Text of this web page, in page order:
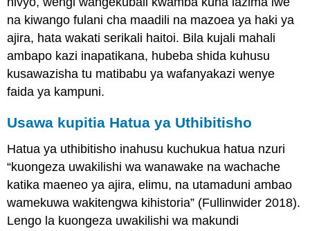
na kiwango fulani cha maadili na mazoea ya haki ya
ajira, hata wakati serikali haitoi. Bila kujali mahali
ambapo kazi inapatikana, hubeba shida kuhusu
kusawazisha tu matibabu ya wafanyakazi wenye
faida ya kampuni.
Usawa kupitia Hatua ya Uthibitisho
Hatua ya uthibitisho inahusu kuchukua hatua nzuri
“kuongeza uwakilishi wa wanawake na wachache
katika maeneo ya ajira, elimu, na utamaduni ambao
wamekuwa wakitengwa kihistoria” (Fullinwider 2018).
Lengo la kuongeza uwakilishi wa makundi